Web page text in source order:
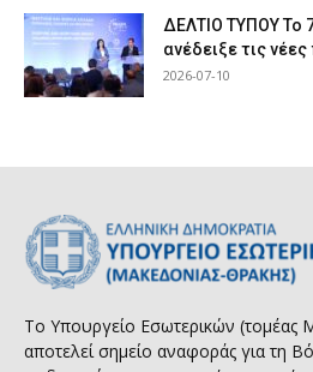
ΔΕΛΤΙΟ ΤΥΠΟΥ Το
ανέδειξε τις
2026-07-10
Το Υπουργείο Εσωτερικών (τομέας
αποτελεί σημείο αναφοράς για τη